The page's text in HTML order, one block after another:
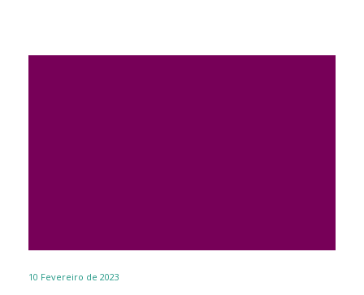
10 Fevereiro de 2023